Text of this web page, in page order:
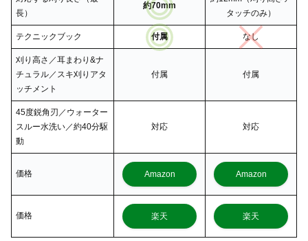
長）
約70mm
タッチのみ）
テクニックブック 付属 なし
刈り高さ／耳まわり&ナ
チュラル／スキ刈りアタ
ッチメント
付属 付属
45度鋭角刃／ウォーター
スルー水洗い／約40分駆
動
対応 対応
価格 Amazon Amazon
価格 楽天 楽天